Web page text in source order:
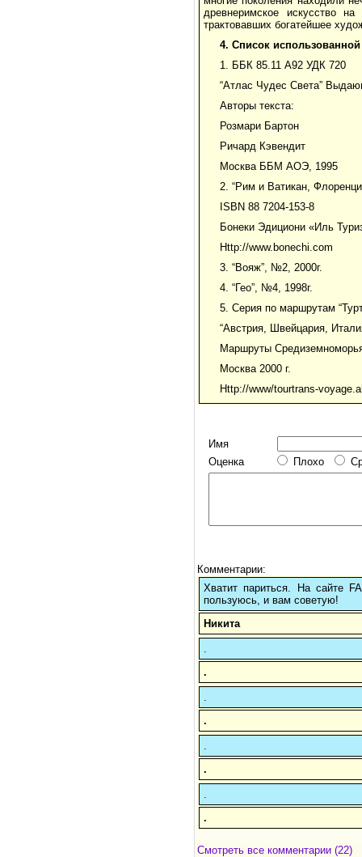
древнеримское искусство
трактовавших богатейшее
4. Список
1. ББК 85.11 А92 УДК 720
“Атлас Чудес Света”
Авторы текста:
Розмари Бартон
Ричард Кэвендит
Москва ББМ АОЭ, 1995
2. “Рим и Ватикан,
ISBN 88 7204-153-8
Бонеки Эдициони «Иль
Http://www.bonechi.com
3. “Вояж”, №2, 2000г.
4. “Гео”, №4, 1998г.
5. Серия по маршрутам
“Австрия, Швейцария,
Маршруты
Москва 2000 г.
Http://www/tourtrans-
Имя
Оценка
Плохо
Комментарии:
Хватит париться. На сайте
пользуюсь, и вам советую!
Никита
.
.
.
.
Смотреть все комментарии (22)